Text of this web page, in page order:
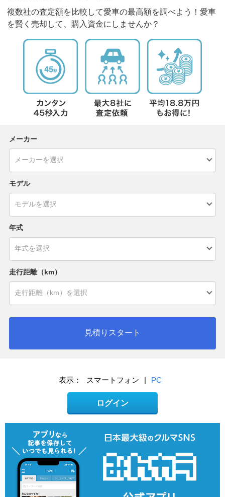
複数社の査定額を比較して愛車の最高額を調べよう！愛車
を賢く売却して、購入資金にしませんか？
メーカー
モデル
年式
走行距離（km）
見積りスタート
表示： スマートフォン | PC
ログイン